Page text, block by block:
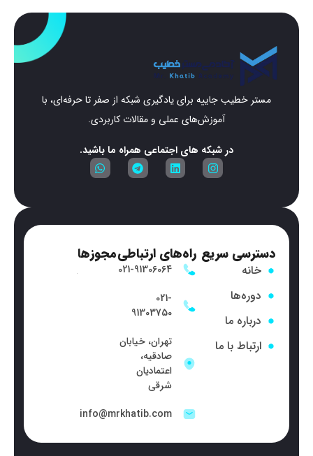
مستر خطیب جاییه برای یادگیری شبکه از صفر تا حرفه‌ای، با
آموزش‌های عملی و مقالات کاربردی.
در شبکه های اجتماعی همراه ما باشید.
دسترسی سریع
خانه
دوره‌ها
درباره ما
ارتباط با ما
راه‌های ارتباطی
021-91306064
021-
91303750
تهران، خیابان
صادقیه،
اعتمادیان
شرقی
info@mrkhatib.com
مجوزها